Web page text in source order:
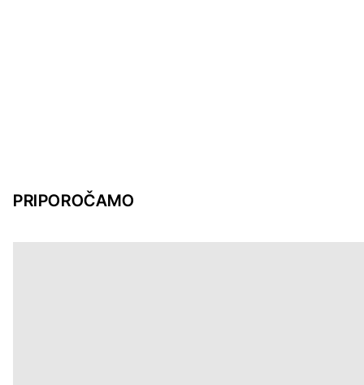
PRIPOROČAMO